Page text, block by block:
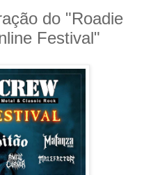
do "Roadie
Festival"